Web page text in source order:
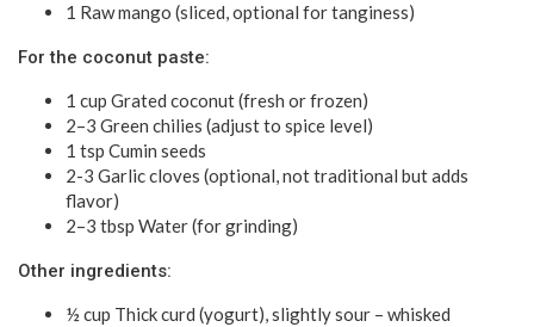
1 Raw mango (sliced, optional for tanginess)
For the coconut paste:
1 cup Grated coconut (fresh or frozen)
2–3 Green chilies (adjust to spice level)
1 tsp Cumin seeds
2-3 Garlic cloves (optional, not traditional but adds
flavor)
2–3 tbsp Water (for grinding)
Other ingredients:
½ cup Thick curd (yogurt), slightly sour – whisked